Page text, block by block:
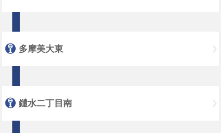
多摩美大東
鑓水二丁目南